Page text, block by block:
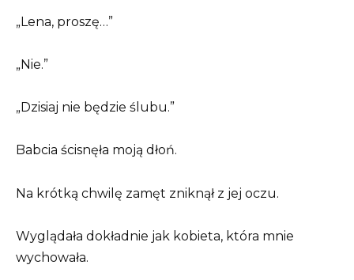
„Lena, proszę…”
„Nie.”
„Dzisiaj nie będzie ślubu.”
Babcia ścisnęła moją dłoń.
Na krótką chwilę zamęt zniknął z jej oczu.
Wyglądała dokładnie jak kobieta, która mnie
wychowała.